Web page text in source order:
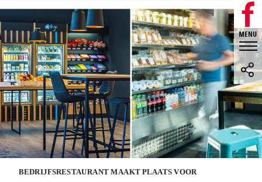
BEDRIJFSRESTAURANT MAAKT PLAATS VOOR